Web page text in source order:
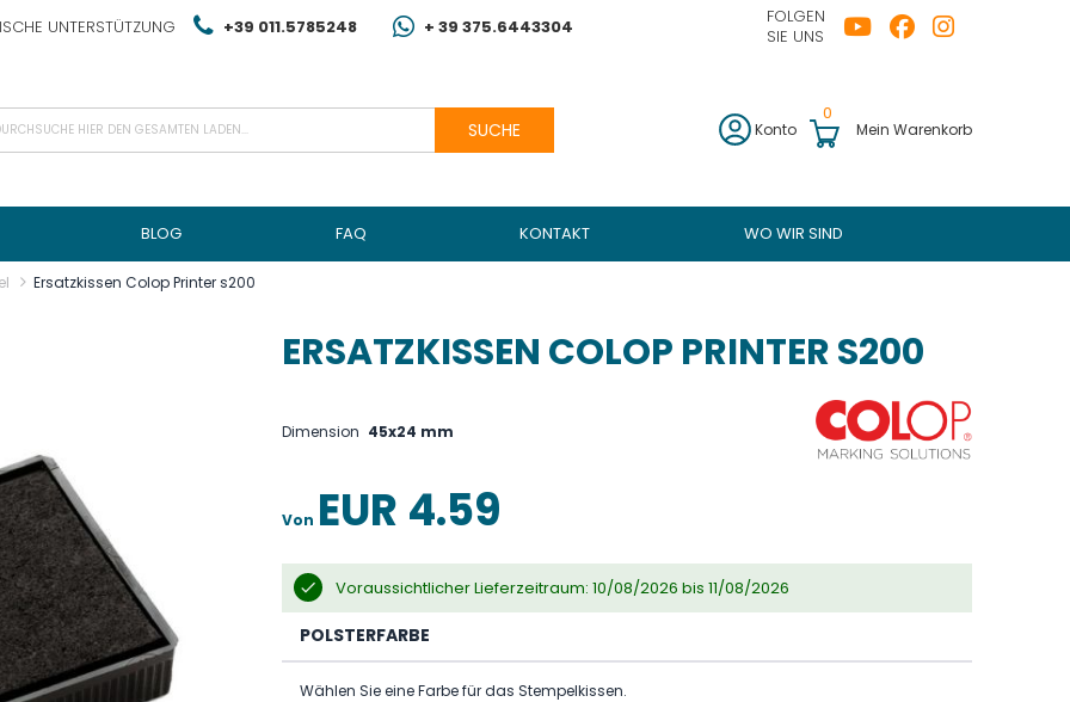
UNTERSTÜTZUNG +39 011.5785248 + 39 375.6443304
FOLGEN
SIE UNS
SUCHE Konto Mein Warenkorb
0
BLOG FAQ KONTAKT WO WIR SIND
Ersatzkissen Colop Printer s200
ERSATZKISSEN COLOP PRINTER S200
Dimension 45x24 mm
Von EUR 4.59
Voraussichtlicher Lieferzeitraum: 10/08/2026 bis 11/08/2026
POLSTERFARBE
Wählen Sie eine Farbe für das Stempelkissen.